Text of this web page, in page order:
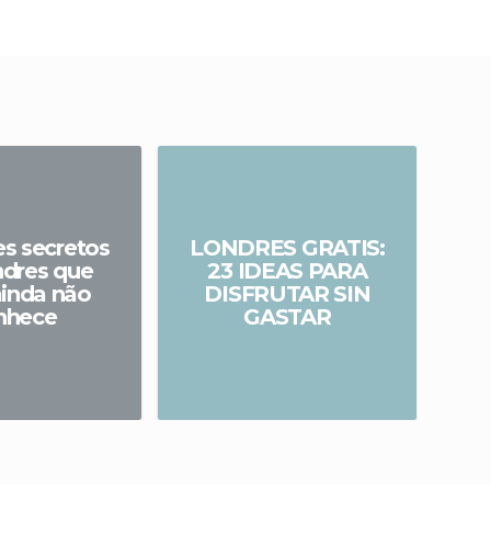
secretos
que
não
LONDRES GRATIS:
23 IDEAS PARA
DISFRUTAR SIN
GASTAR